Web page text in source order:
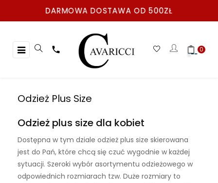
DARMOWA DOSTAWA OD 500ZŁ
Toggle
navigation
☰  0
Odzież Plus Size
Odzież plus size dla kobiet
Dostępna w tym dzialeodzież plus size skierowana
jest do Pań, które chcą się czuć wygodnie w każdej
sytuacji. Szeroki wybór asortymentu odzieżowego w
odpowiednich rozmiarach tzw. Duże rozmiary to